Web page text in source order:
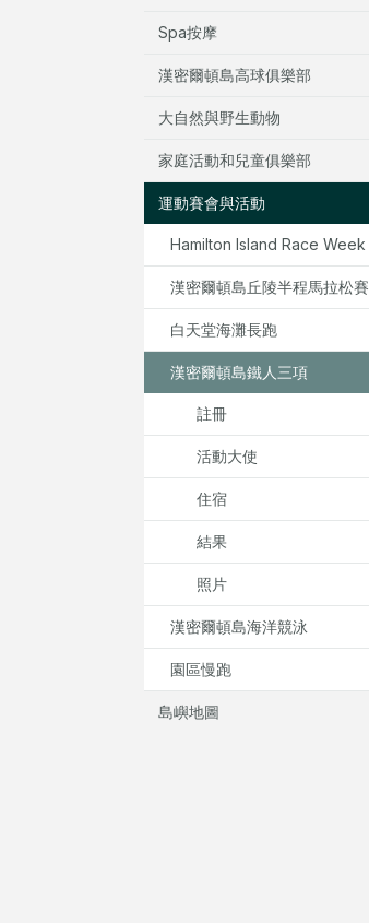
Spa按摩
漢密爾頓島高球俱樂部
大自然與野生動物
家庭活動和兒童俱樂部
運動賽會與活動
Hamilton Island Race Week
漢密爾頓島丘陵半程馬拉松賽
白天堂海灘長跑
漢密爾頓島鐵人三項
註冊
活動大使
住宿
結果
照片
漢密爾頓島海洋競泳
園區慢跑
島嶼地圖